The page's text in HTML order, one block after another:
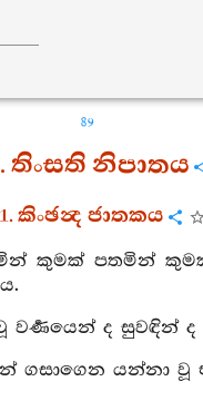
89
තිංසති නිපාතය
1. කිංඡන්‍ද ජාතකය
කුමක් පතමින්
වර්‍ණයෙන් ද සුවඳින්
ගසාගෙන යන්නා